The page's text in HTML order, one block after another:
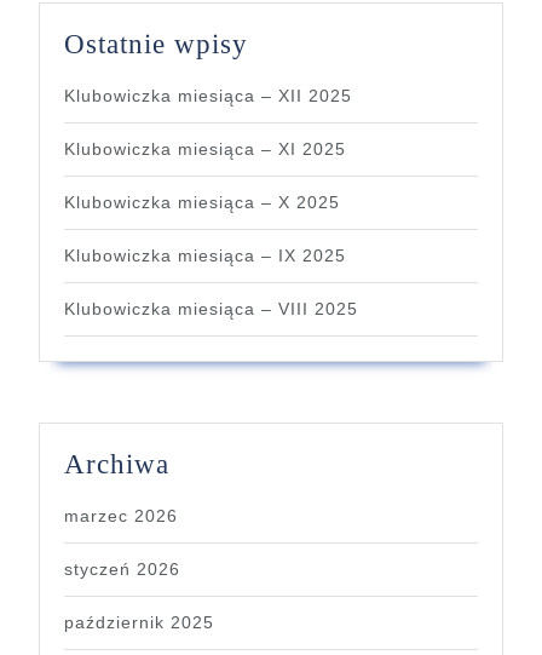
Ostatnie wpisy
Klubowiczka miesiąca – XII 2025
Klubowiczka miesiąca – XI 2025
Klubowiczka miesiąca – X 2025
Klubowiczka miesiąca – IX 2025
Klubowiczka miesiąca – VIII 2025
Archiwa
marzec 2026
styczeń 2026
październik 2025